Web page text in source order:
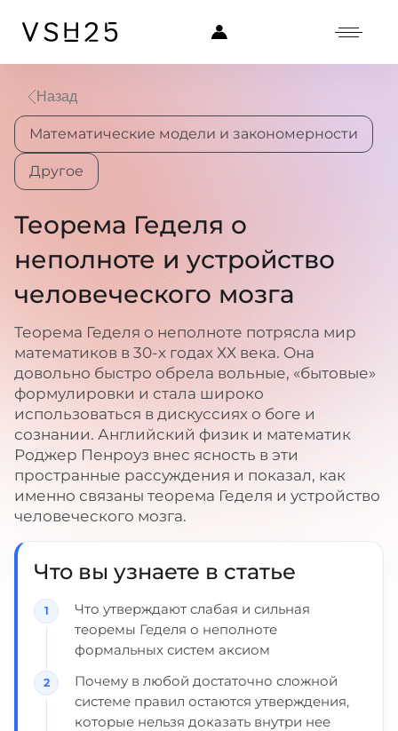
Назад
Математические модели и закономерности
Другое
Теорема Геделя о
неполноте и устройство
человеческого мозга
Теорема Геделя о неполноте потрясла мир
математиков в 30-х годах ХХ века. Она
довольно быстро обрела вольные, «бытовые»
формулировки и стала широко
использоваться в дискуссиях о боге и
сознании. Английский физик и математик
Роджер Пенроуз внес ясность в эти
пространные рассуждения и показал, как
именно связаны теорема Геделя и устройство
человеческого мозга.
Что вы узнаете в статье
Что утверждают слабая и сильная
теоремы Геделя о неполноте
формальных систем аксиом
Почему в любой достаточно сложной
системе правил остаются утверждения,
которые нельзя доказать внутри нее